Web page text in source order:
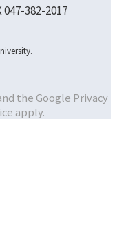
047-382-2017
the Google Privacy
apply.